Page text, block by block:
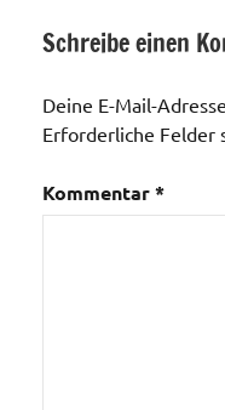
Schreibe einen
Deine E-Mail-
Erforderliche Felder
Kommentar*